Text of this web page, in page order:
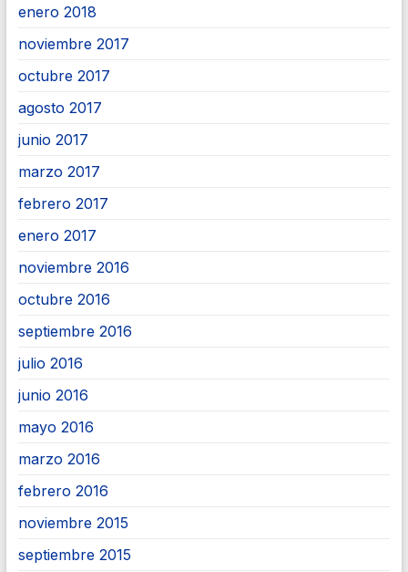
enero 2018
noviembre 2017
octubre 2017
agosto 2017
junio 2017
marzo 2017
febrero 2017
enero 2017
noviembre 2016
octubre 2016
septiembre 2016
julio 2016
junio 2016
mayo 2016
marzo 2016
febrero 2016
noviembre 2015
septiembre 2015